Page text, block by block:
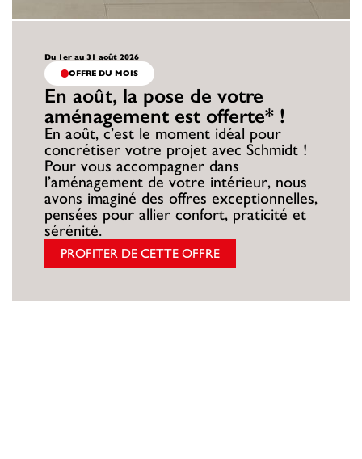
Du 1er au 31 août 2026
OFFRE DU MOIS
En août, la pose de votre
aménagement est offerte* !
En août, c’est le moment idéal pour
concrétiser votre projet avec Schmidt !
Pour vous accompagner dans
l’aménagement de votre intérieur, nous
avons imaginé des offres exceptionnelles,
pensées pour allier confort, praticité et
sérénité.
PROFITER DE CETTE OFFRE